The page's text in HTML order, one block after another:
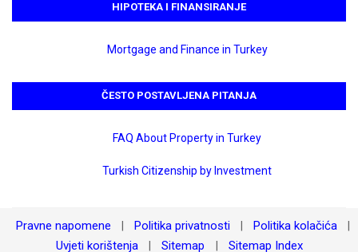
HIPOTEKA I FINANSIRANJE
Mortgage and Finance in Turkey
ČESTO POSTAVLJENA PITANJA
FAQ About Property in Turkey
Turkish Citizenship by Investment
Pravne napomene Politika privatnosti Politika kolačića
Uvjeti korištenja Sitemap Sitemap Index